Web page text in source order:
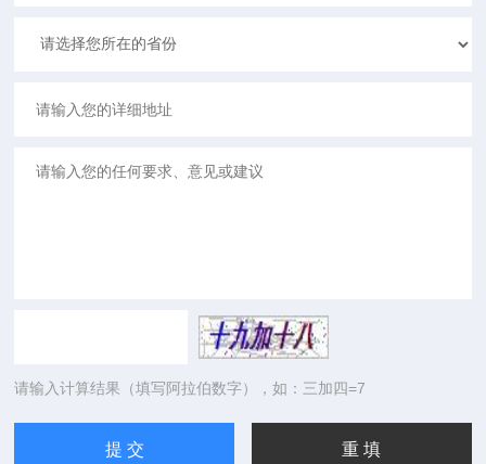
请输入计算结果（填写阿拉伯数字），如：三加四=7